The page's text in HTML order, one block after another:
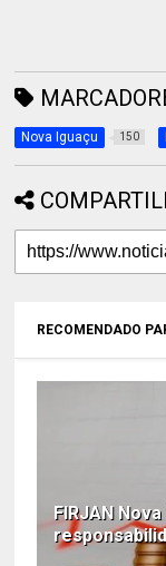
Nova Iguaçu 150
RECOMENDADO
FIRJAN